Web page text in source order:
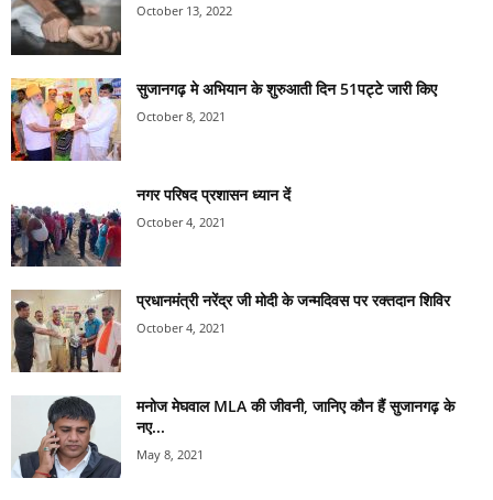
October 13, 2022
सुजानगढ़ मे अभियान के शुरुआती दिन 51पट्टे जारी किए
October 8, 2021
नगर परिषद प्रशासन ध्यान दें
October 4, 2021
प्रधानमंत्री नरेंद्र जी मोदी के जन्मदिवस पर रक्तदान शिविर
October 4, 2021
मनोज मेघवाल MLA की जीवनी, जानिए कौन हैं सुजानगढ़ के
नए...
May 8, 2021